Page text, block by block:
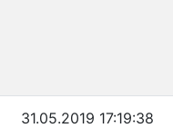
31.05.2019 17:19:38